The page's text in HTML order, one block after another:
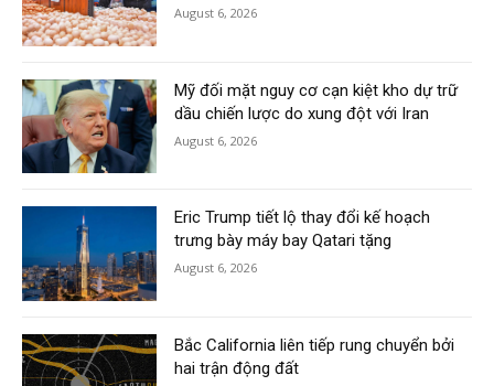
August 6, 2026
Mỹ đối mặt nguy cơ cạn kiệt kho dự trữ
dầu chiến lược do xung đột với Iran
August 6, 2026
Eric Trump tiết lộ thay đổi kế hoạch
trưng bày máy bay Qatari tặng
August 6, 2026
Bắc California liên tiếp rung chuyển bởi
hai trận động đất